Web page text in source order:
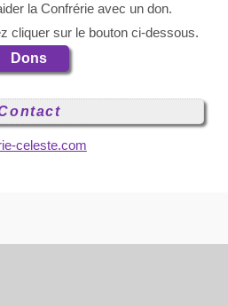
la Confrérie avec un don.
cliquer sur le bouton ci-dessous.
Dons
celeste.com